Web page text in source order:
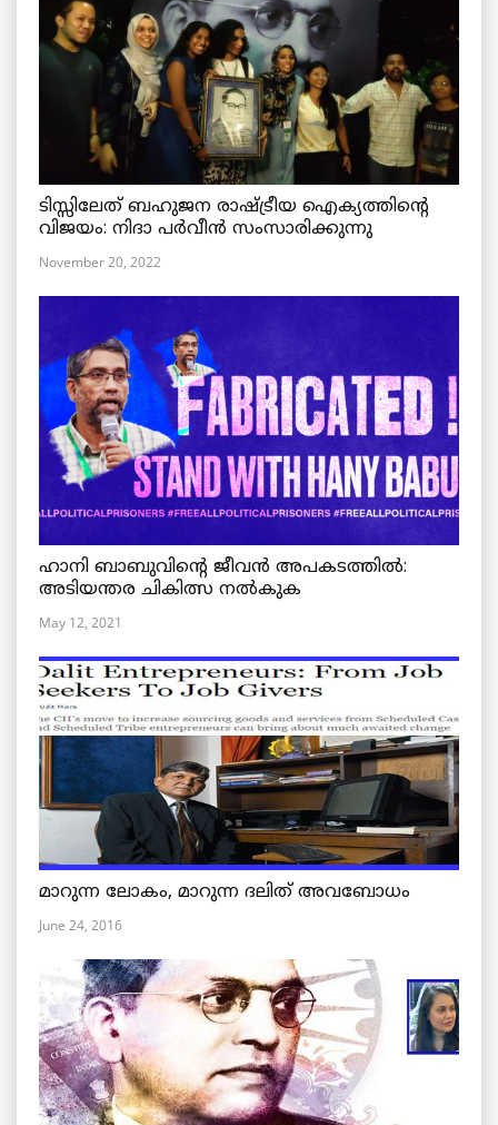
ടിസ്സിലേത് ബഹുജന രാഷ്ട്രീയ ഐക്യത്തിന്റെ
വിജയം: നിദാ പർവീൻ സംസാരിക്കുന്നു
November 20, 2022
ഹാനി ബാബുവിന്റെ ജീവൻ അപകടത്തിൽ:
അടിയന്തര ചികിത്സ നൽകുക
May 12, 2021
മാറുന്ന ലോകം, മാറുന്ന ദലിത് അവബോധം
June 24, 2016